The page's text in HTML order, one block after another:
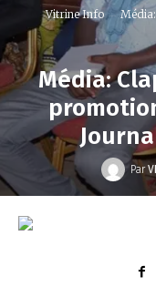
Vitrine Info
Média:
Par